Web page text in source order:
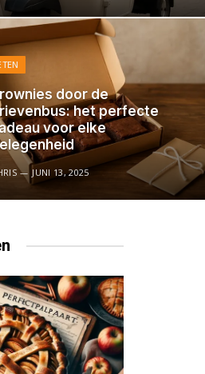
door de
het perfecte
voor elke
JUNI 13, 2025